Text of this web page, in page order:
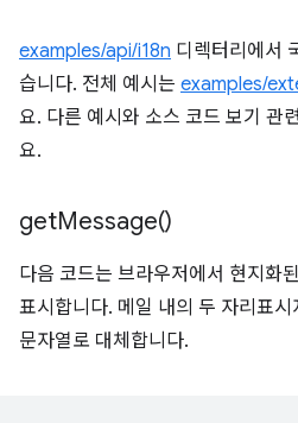
examples/api/i18n 디렉터리에서
습니다. 전체 예시는 examples/
요. 다른 예시와 소스 코드 보기 관
요.
getMessage()
다음 코드는 브라우저에서 현지화
표시합니다. 메일 내의 두 자리표
문자열로 대체합니다.